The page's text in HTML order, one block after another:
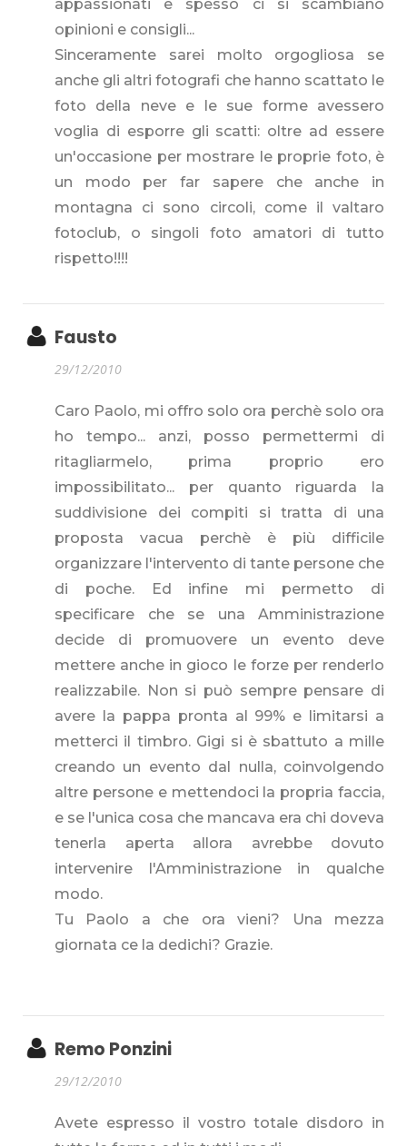
appassionati e spesso ci si scambiano
opinioni e consigli...
Sinceramente sarei molto orgogliosa se
anche gli altri fotografi che hanno scattato le
foto della neve e le sue forme avessero
voglia di esporre gli scatti: oltre ad essere
un'occasione per mostrare le proprie foto, è
un modo per far sapere che anche in
montagna ci sono circoli, come il valtaro
fotoclub, o singoli foto amatori di tutto
rispetto!!!!
Fausto
29/12/2010
Caro Paolo, mi offro solo ora perchè solo ora
ho tempo... anzi, posso permettermi di
ritagliarmelo, prima proprio ero
impossibilitato... per quanto riguarda la
suddivisione dei compiti si tratta di una
proposta vacua perchè è più difficile
organizzare l'intervento di tante persone che
di poche. Ed infine mi permetto di
specificare che se una Amministrazione
decide di promuovere un evento deve
mettere anche in gioco le forze per renderlo
realizzabile. Non si può sempre pensare di
avere la pappa pronta al 99% e limitarsi a
metterci il timbro. Gigi si è sbattuto a mille
creando un evento dal nulla, coinvolgendo
altre persone e mettendoci la propria faccia,
e se l'unica cosa che mancava era chi doveva
tenerla aperta allora avrebbe dovuto
intervenire l'Amministrazione in qualche
modo.
Tu Paolo a che ora vieni? Una mezza
giornata ce la dedichi? Grazie.
Remo Ponzini
29/12/2010
Avete espresso il vostro totale disdoro in